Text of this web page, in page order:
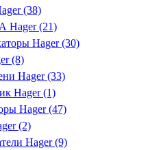
(38)
Hager (21)
Hager (30)
(8)
Hager (33)
Hager (1)
Hager (47)
(2)
Hager (9)